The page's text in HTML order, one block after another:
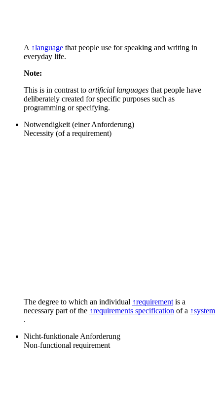
A ↑language that people use for speaking and writing in
everyday life.
Note:
This is in contrast to artificial languages that people have
deliberately created for specific purposes such as
programming or specifying.
Notwendigkeit (einer Anforderung)
Necessity (of a requirement)
The degree to which an individual ↑requirement is a
necessary part of the ↑requirements specification of a ↑system
.
Nicht-funktionale Anforderung
Non-functional requirement